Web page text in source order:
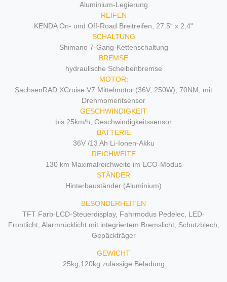
Aluminium-Legierung
REIFEN
KENDA On- und Off-Road Breitreifen, 27.5“ x 2,4"
SCHALTUNG
Shimano 7-Gang-Kettenschaltung
BREMSE
hydraulische Scheibenbremse
MOTOR:
SachsenRAD XCruise V7 Mittelmotor (36V, 250W), 70NM, mit
Drehmomentsensor
GESCHWINDIGKEIT
bis 25km/h, Geschwindigkeitssensor
BATTERIE
36V /13 Ah Li-Ionen-Akku
REICHWEITE
130 km Maximalreichweite im ECO-Modus
STÄNDER
Hinterbauständer (Aluminium)
BESONDERHEITEN
TFT Farb-LCD-Steuerdisplay, Fahrmodus Pedelec, LED-
Frontlicht, Alarmrücklicht mit integriertem Bremslicht, Schutzblech,
Gepäckträger
GEWICHT
25kg,120kg zulässige Beladung